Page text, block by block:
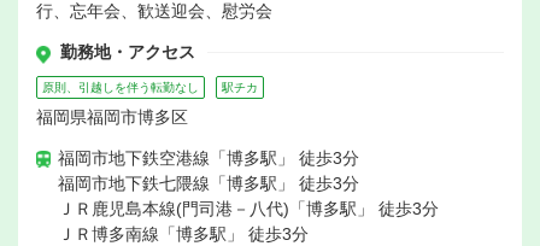
行、忘年会、歓送迎会、慰労会
勤務地・アクセス
原則、引越しを伴う転勤なし 駅チカ
福岡県福岡市博多区
福岡市地下鉄空港線「博多駅」 徒歩3分
福岡市地下鉄七隈線「博多駅」 徒歩3分
ＪＲ鹿児島本線(門司港－八代)「博多駅」 徒歩3分
ＪＲ博多南線「博多駅」 徒歩3分